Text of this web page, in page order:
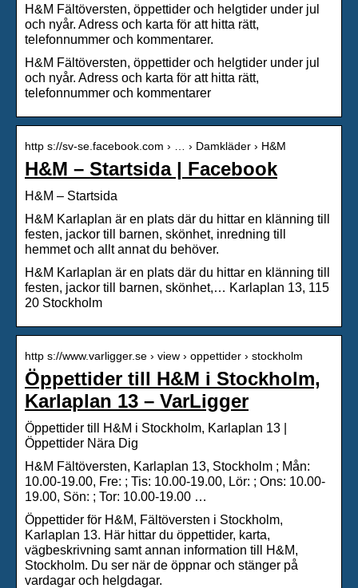
H&M Fältöversten, öppettider och helgtider under jul
och nyår. Adress och karta för att hitta rätt,
telefonnummer och kommentarer.
H&M Fältöversten, öppettider och helgtider under jul
och nyår. Adress och karta för att hitta rätt,
telefonnummer och kommentarer
http s://sv-se.facebook.com › … › Damkläder › H&M
H&M – Startsida | Facebook
H&M – Startsida
H&M Karlaplan är en plats där du hittar en klänning till
festen, jackor till barnen, skönhet, inredning till
hemmet och allt annat du behöver.
H&M Karlaplan är en plats där du hittar en klänning till
festen, jackor till barnen, skönhet,… Karlaplan 13, 115
20 Stockholm
http s://www.varligger.se › view › oppettider › stockholm
Öppettider till H&M i Stockholm,
Karlaplan 13 – VarLigger
Öppettider till H&M i Stockholm, Karlaplan 13 |
Öppettider Nära Dig
H&M Fältöversten, Karlaplan 13, Stockholm ; Mån:
10.00-19.00, Fre: ; Tis: 10.00-19.00, Lör: ; Ons: 10.00-
19.00, Sön: ; Tor: 10.00-19.00 …
Öppettider för H&M, Fältöversten i Stockholm,
Karlaplan 13. Här hittar du öppettider, karta,
vägbeskrivning samt annan information till H&M,
Stockholm. Du ser när de öppnar och stänger på
vardagar och helgdagar.